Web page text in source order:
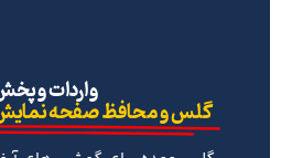
‌واردات و
گلس و محافظ صفحه